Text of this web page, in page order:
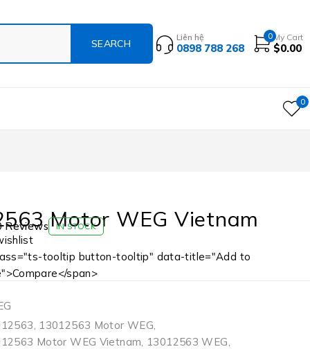
Liên hệ
0898 788 268
0 My Cart
$0.00
0
Motor WEG Vietnam
Reviews IN STOCK
tooltip button-tooltip" data-title="Add to
span>
, 13012563 Motor WEG,
Motor WEG Vietnam, 13012563 WEG,